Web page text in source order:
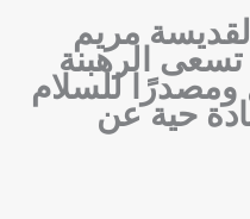
مريم
الرهبنة
ومصدرًا للسلام
حية عن